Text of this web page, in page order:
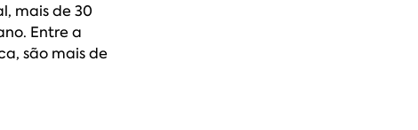
mais de 30
Entre a
são mais de